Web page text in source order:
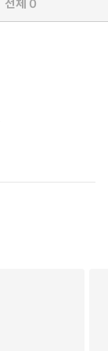
길을 찾을 수 있
전체 0